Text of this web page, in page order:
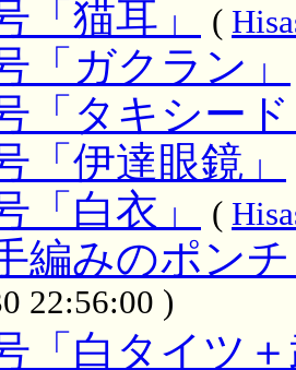
「猫耳」 (
「ガクラン」
「タキシー
「伊達眼鏡」
「白衣」
(
編みのポン
22:56:00 )
「白タイツ